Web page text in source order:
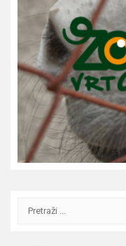
Pretraži: